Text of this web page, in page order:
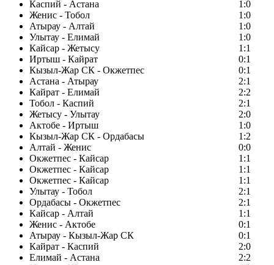
Каспий - Астана
1:0
Женис - Тобол
1:0
Атырау - Алтай
1:0
Улытау - Елимай
1:0
Кайсар - Жетысу
1:1
Иртыш - Кайрат
0:1
Кызыл-Жар СК - Окжетпес
0:1
Астана - Атырау
2:1
Кайрат - Елимай
2:2
Тобол - Каспий
2:1
Жетысу - Улытау
2:0
Актобе - Иртыш
1:0
Кызыл-Жар СК - Ордабасы
1:2
Алтай - Женис
0:0
Окжетпес - Кайсар
1:1
Окжетпес - Кайсар
1:1
Окжетпес - Кайсар
1:1
Улытау - Тобол
2:1
Ордабасы - Окжетпес
2:1
Кайсар - Алтай
1:1
Женис - Актобе
0:1
Атырау - Кызыл-Жар СК
0:1
Кайрат - Каспий
2:0
Елимай - Астана
2:2